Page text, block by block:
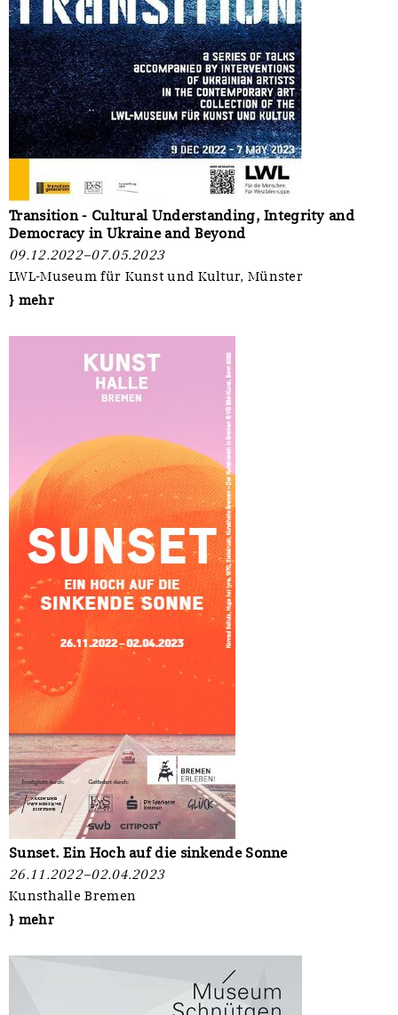
Transition - Cultural Understanding, Integrity and
Democracy in Ukraine and Beyond
09.12.2022–07.05.2023
LWL-Museum für Kunst und Kultur, Münster
} mehr
Sunset. Ein Hoch auf die sinkende Sonne
26.11.2022–02.04.2023
Kunsthalle Bremen
} mehr